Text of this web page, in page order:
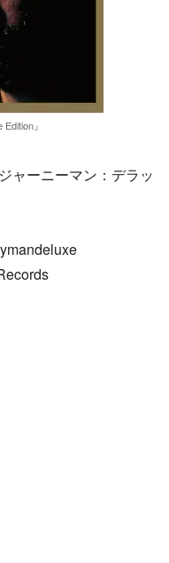
』
ャーニーマン：デラッ